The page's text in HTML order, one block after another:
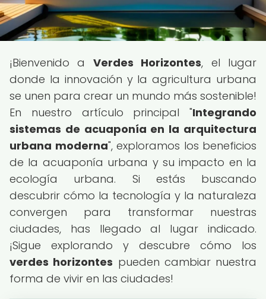
¡Bienvenido a Verdes Horizontes, el lugar
donde la innovación y la agricultura urbana
se unen para crear un mundo más sostenible!
En nuestro artículo principal "Integrando
sistemas de acuaponía en la arquitectura
urbana moderna", exploramos los beneficios
de la acuaponía urbana y su impacto en la
ecología urbana. Si estás buscando
descubrir cómo la tecnología y la naturaleza
convergen para transformar nuestras
ciudades, has llegado al lugar indicado.
¡Sigue explorando y descubre cómo los
verdes horizontes pueden cambiar nuestra
forma de vivir en las ciudades!